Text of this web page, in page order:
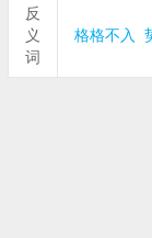
反
义
词
格格不入